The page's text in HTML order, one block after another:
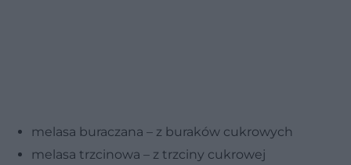
melasa buraczana – z buraków cukrowych
melasa trzcinowa – z trzciny cukrowej